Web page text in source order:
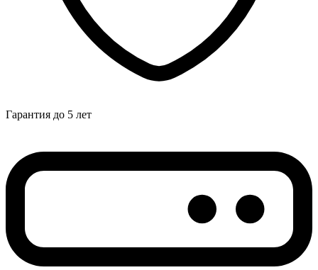
Гарантия до 5 лет